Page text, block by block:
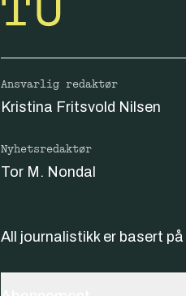
Ansvarlig redaktør
Kristina Fritsvold Nilsen
Nyhetsredaktør
Tor M. Nondal
All journalistikk er basert på